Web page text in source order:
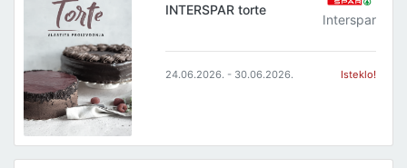
INTERSPAR torte
Interspar
24.06.2026. - 30.06.2026. Isteklo!